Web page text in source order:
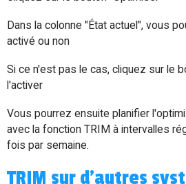
Dans la colonne "État actuel", vous
activé ou non
Si ce n'est pas le cas, cliquez sur le
l'activer
Vous pourrez ensuite planifier
avec la fonction TRIM à intervalles
fois par semaine.
TRIM sur d'autres